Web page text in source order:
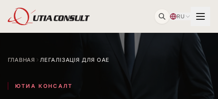
RU
ГЛАВНАЯ ЛЕГАЛІЗАЦІЯ ДЛЯ ОАЕ
ЮТИА КОНСАЛТ